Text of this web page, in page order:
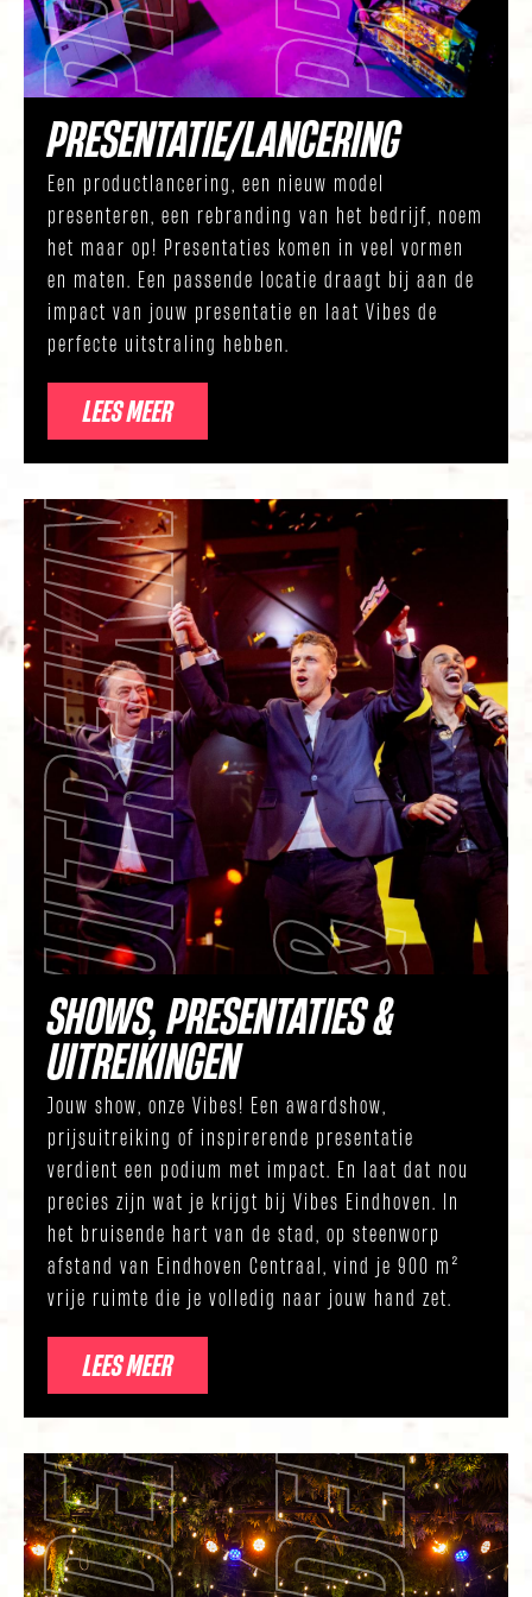
PRESENTATIE/LANCERING
Een productlancering, een nieuw model
presenteren, een rebranding van het bedrijf, noem
het maar op! Presentaties komen in veel vormen
en maten. Een passende locatie draagt bij aan de
impact van jouw presentatie en laat Vibes de
perfecte uitstraling hebben.
LEES MEER
SHOWS, PRESENTATIES &
UITREIKINGEN
Jouw show, onze Vibes! Een awardshow,
prijsuitreiking of inspirerende presentatie
verdient een podium met impact. En laat dat nou
precies zijn wat je krijgt bij Vibes Eindhoven. In
het bruisende hart van de stad, op steenworp
afstand van Eindhoven Centraal, vind je 900 m²
vrije ruimte die je volledig naar jouw hand zet.
LEES MEER